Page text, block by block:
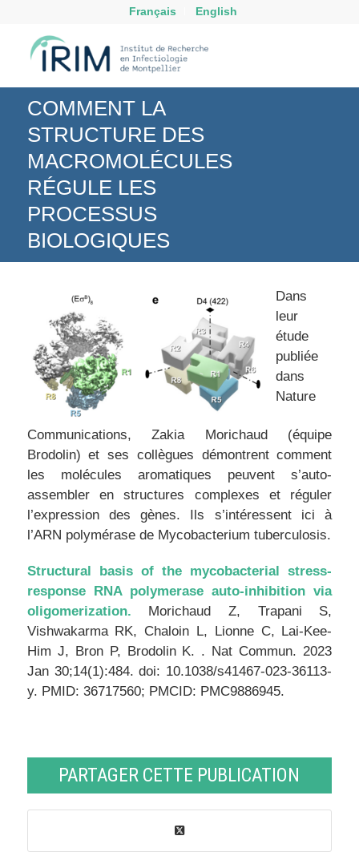
Français English
COMMENT LA
STRUCTURE DES
MACROMOLÉCULES
RÉGULE LES
PROCESSUS
BIOLOGIQUES
Dans
leur
étude
publiée
dans
Nature
Communications, Zakia Morichaud (équipe
Brodolin) et ses collègues démontrent comment
les molécules aromatiques peuvent s’auto-
assembler en structures complexes et réguler
l’expression des gènes. Ils s’intéressent ici à
l’ARN polymérase de Mycobacterium tuberculosis.
Structural basis of the mycobacterial stress-
response RNA polymerase auto-inhibition via
oligomerization. Morichaud Z, Trapani S,
Vishwakarma RK, Chaloin L, Lionne C, Lai-Kee-
Him J, Bron P, Brodolin K. . Nat Commun. 2023
Jan 30;14(1):484. doi: 10.1038/s41467-023-36113-
y. PMID: 36717560; PMCID: PMC9886945.
PARTAGER CETTE PUBLICATION